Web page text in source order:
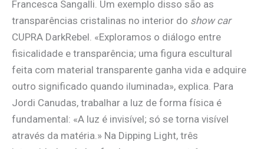
Francesca Sangalli. Um exemplo disso são as
transparências cristalinas no interior do show car
CUPRA DarkRebel. «Exploramos o diálogo entre
fisicalidade e transparência; uma figura escultural
feita com material transparente ganha vida e adquire
outro significado quando iluminada», explica. Para
Jordi Canudas, trabalhar a luz de forma física é
fundamental: «A luz é invisível; só se torna visível
através da matéria.» Na Dipping Light, três